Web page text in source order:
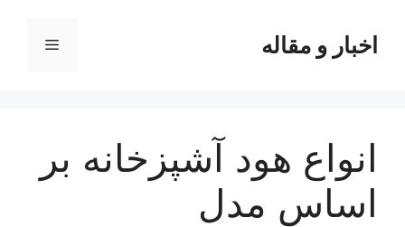
محتوااخبار و مقاله فهرست
انواع هود آشپزخانه بر
اساس مدل